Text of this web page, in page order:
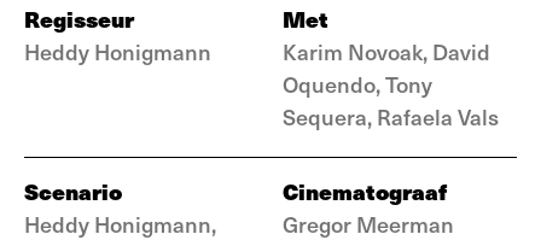
Regisseur
Heddy Honigmann
Met
Karim Novoak, David
Oquendo, Tony
Sequera, Rafaela Vals
Scenario
Heddy Honigmann,
Cinematograaf
Gregor Meerman